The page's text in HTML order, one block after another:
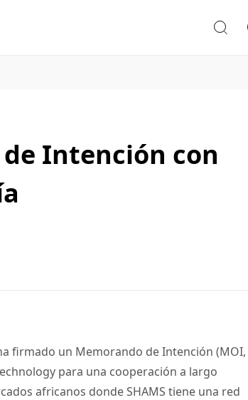
Intención con
firmado un Memorando de Intención (MOI,
para una cooperación a largo
africanos donde SHAMS tiene una red